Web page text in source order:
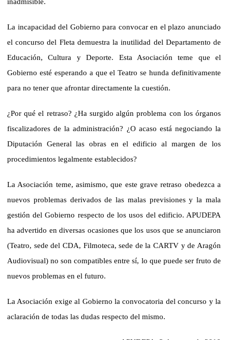
La incapacidad del Gobierno para convocar en el plazo anunciado
el concurso del Fleta demuestra la inutilidad del Departamento de
Educación, Cultura y Deporte. Esta Asociación teme que el
Gobierno esté esperando a que el Teatro se hunda definitivamente
para no tener que afrontar directamente la cuestión.
¿Por qué el retraso? ¿Ha surgido algún problema con los órganos
fiscalizadores de la administración? ¿O acaso está negociando la
Diputación General las obras en el edificio al margen de los
procedimientos legalmente establecidos?
La Asociación teme, asimismo, que este grave retraso obedezca a
nuevos problemas derivados de las malas previsiones y la mala
gestión del Gobierno respecto de los usos del edificio. APUDEPA
ha advertido en diversas ocasiones que los usos que se anunciaron
(Teatro, sede del CDA, Filmoteca, sede de la CARTV y de Aragón
Audiovisual) no son compatibles entre sí, lo que puede ser fruto de
nuevos problemas en el futuro.
La Asociación exige al Gobierno la convocatoria del concurso y la
aclaración de todas las dudas respecto del mismo.